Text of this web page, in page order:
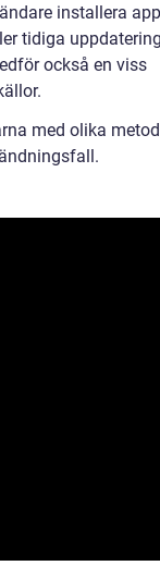
installera
tidiga
också en viss
med olika